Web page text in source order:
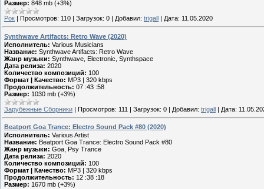
Размер: 848 mb (+3%)
Рок | Просмотров: 110 | Загрузок: 0 | Добавил: trigall | Дата: 11.05.2020
Synthwave Artifacts: Retro Wave (2020)
Исполнитель: Various Musicians
Название: Synthwave Artifacts: Retro Wave
Жанр музыки: Synthwave, Electronic, Synthspace
Дата релиза: 2020
Количество композиций: 100
Формат | Качество: MP3 | 320 kbps
Продолжительность: 07 :43 :58
Размер: 1030 mb (+3%)
Зарубежные Сборники | Просмотров: 111 | Загрузок: 0 | Добавил: trigall | Дата:
Beatport Goa Trance: Electro Sound Pack #80 (2020)
Исполнитель: Various Artist
Название: Beatport Goa Trance: Electro Sound Pack #80
Жанр музыки: Goa, Psy Trance
Дата релиза: 2020
Количество композиций: 100
Формат | Качество: MP3 | 320 kbps
Продолжительность: 12 :38 :18
Размер: 1670 mb (+3%)